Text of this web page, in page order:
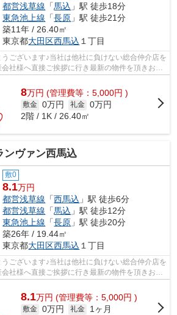
都営浅草線 「馬込 」駅 徒歩18分
東急池上線 「長原 」駅 徒歩21分
築11年 / 26.40㎡
東京都大田区西馬込 １丁目
ございます♪当社は他社に負けない総合仲介店を
社様へ直接ご挨拶に行き最新の物件を頂きお客
の情報は...
8万円 (管理費等：5,000円 )
敷金 0万円 礼金 0万円
2階 / 1K / 26.40㎡
ンヴァン西馬込
敷0
8.1万円
都営浅草線 「西馬込 」駅 徒歩6分
都営浅草線 「馬込 」駅 徒歩12分
東急池上線 「長原 」駅 徒歩20分
築26年 / 19.44㎡
東京都大田区西馬込 １丁目
ございます♪当社は他社に負けない総合仲介店を
社様へ直接ご挨拶に行き最新の物件を頂きお客
の情報は...
8.1万円 (管理費等：5,000円 )
敷金 0万円 礼金
1ヶ月